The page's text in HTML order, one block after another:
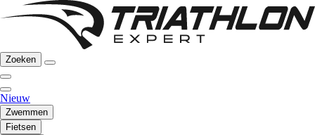
Zoeken
Nieuw
Zwemmen
Fietsen